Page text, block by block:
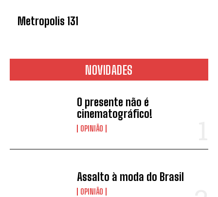
Metropolis 131
NOVIDADES
O presente não é
cinematográfico!
OPINIÃO
Assalto à moda do Brasil
OPINIÃO